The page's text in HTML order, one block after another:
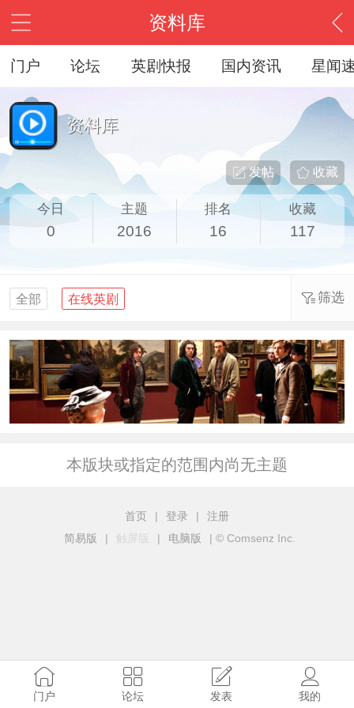
资料库
门户 论坛 英剧快报 国内资讯 星闻
资料库
收藏
发帖
今日
0
主题
2016
排名
16
收藏
117
全部 在线英剧 筛选
本版块或指定的范围内尚无主题
首页 | 登录 |
注册
简易版
| 触屏版 | 电脑版 | © Comsenz Inc.
门户 论坛 发表 我的